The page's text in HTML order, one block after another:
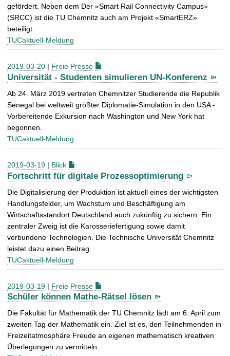
gefördert. Neben dem Der «Smart Rail Connectivity Campus»
(SRCC) ist die TU Chemnitz auch am Projekt «SmartERZ»
beteiligt.
TUCaktuell-Meldung
2019-03-20 | Freie Presse
Universität - Studenten simulieren UN-Konferenz
Ab 24. März 2019 vertreten Chemnitzer Studierende die Republik
Senegal bei weltweit größter Diplomatie-Simulation in den USA -
Vorbereitende Exkursion nach Washington und New York hat
begonnen.
TUCaktuell-Meldung
2019-03-19 | Blick
Fortschritt für digitale Prozessoptimierung
Die Digitalisierung der Produktion ist aktuell eines der wichtigsten
Handlungsfelder, um Wachstum und Beschäftigung am
Wirtschaftsstandort Deutschland auch zukünftig zu sichern. Ein
zentraler Zweig ist die Karosseriefertigung sowie damit
verbundene Technologien. Die Technische Universität Chemnitz
leistet dazu einen Beitrag.
TUCaktuell-Meldung
2019-03-19 | Freie Presse
Schüler können Mathe-Rätsel lösen
Die Fakultät für Mathematik der TU Chemnitz lädt am 6. April zum
zweiten Tag der Mathematik ein. Ziel ist es, den Teilnehmenden in
Freizeitatmosphäre Freude an eigenen mathematisch kreativen
Überlegungen zu vermitteln.